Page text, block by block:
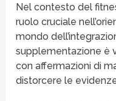
Nel contesto del
ruolo cruciale
mondo
supplementazione è
con affermazioni di
distorcere le